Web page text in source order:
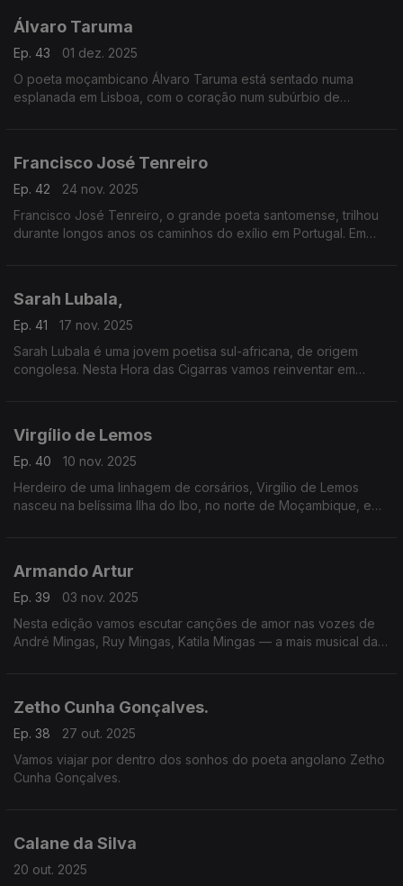
Álvaro Taruma
Ep. 43
01 dez. 2025
O poeta moçambicano Álvaro Taruma está sentado numa
esplanada em Lisboa, com o coração num subúrbio de
Francisco José Tenreiro
Ep. 42
24 nov. 2025
Francisco José Tenreiro, o grande poeta santomense, trilhou
durante longos anos os caminhos do exílio em Portugal. Em
Sarah Lubala,
Ep. 41
17 nov. 2025
Sarah Lubala é uma jovem poetisa sul-africana, de origem
congolesa. Nesta Hora das Cigarras vamos reinventar em
Virgílio de Lemos
Ep. 40
10 nov. 2025
Herdeiro de uma linhagem de corsários, Virgílio de Lemos
nasceu na belíssima Ilha do Ibo, no norte de Moçambique, em
Armando Artur
Ep. 39
03 nov. 2025
Nesta edição vamos escutar canções de amor nas vozes de
André Mingas, Ruy Mingas, Katila Mingas — a mais musical das
Zetho Cunha Gonçalves.
Ep. 38
27 out. 2025
Vamos viajar por dentro dos sonhos do poeta angolano Zetho
Cunha Gonçalves.
Calane da Silva
20 out. 2025